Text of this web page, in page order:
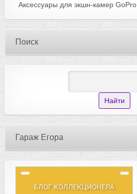
Аксессуары для экшн-камер GoPro
Поиск
Гараж Егора